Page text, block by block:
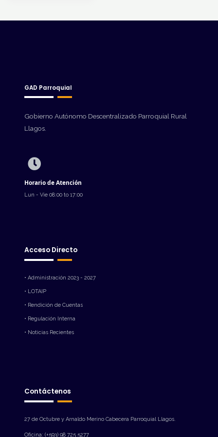
GAD Parroquial
Gobierno Autónomo Descentralizado Parroquial Rural
Llagos.
Horario de Atención
Lun - Vie 08:00 to 17:00
Acceso Directo
• Administración 2023 - 2027
• LOTAIP
• Rendición de Cuentas
• Regulación Interna
• Noticias Recientes
Contáctenos
27 de Octubre y Arnaldo Merino Cabecera Parroquial Llagos.
Oficina: (+593) 98 725 5277